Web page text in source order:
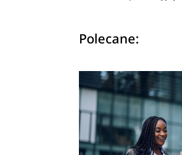
Polecane: